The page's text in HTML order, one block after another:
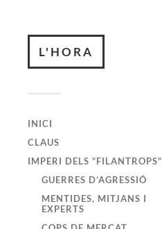
L'HORA
INICI
CLAUS
IMPERI DELS “FILANTROPS”
GUERRES D’AGRESSIÓ
MENTIDES, MITJANS I
EXPERTS